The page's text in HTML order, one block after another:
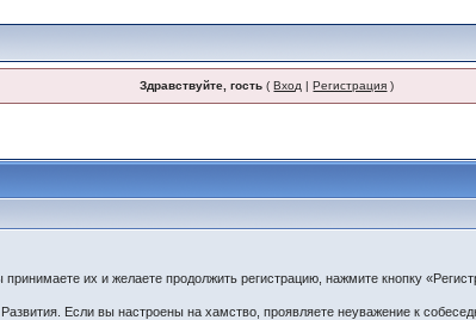
Здравствуйте, гость (Вход |Регистрация )
их и желаете продолжить регистрацию, нажмите кнопку
Если вы настроены на хамство, проявляете неуважение к